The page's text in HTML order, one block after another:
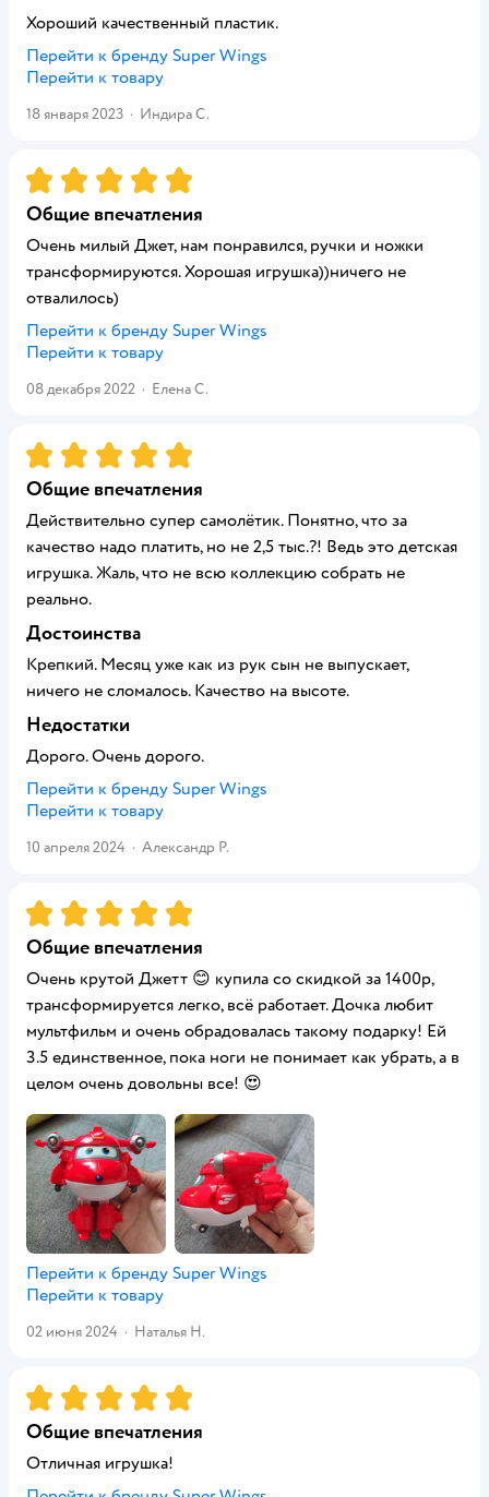
Хороший качественный пластик.
Перейти к бренду Super Wings
Перейти к товару
18 января 2023 · Индира С.
Рейтинг:5
Общие впечатления
Очень милый Джет, нам понравился, ручки и ножки
трансформируются. Хорошая игрушка))ничего не
отвалилось)
Перейти к бренду Super Wings
Перейти к товару
08 декабря 2022 · Елена С.
Рейтинг:5
Общие впечатления
Действительно супер самолётик. Понятно, что за
качество надо платить, но не 2,5 тыс.?! Ведь это детская
игрушка. Жаль, что не всю коллекцию собрать не
реально.
Достоинства
Крепкий. Месяц уже как из рук сын не выпускает,
ничего не сломалось. Качество на высоте.
Недостатки
Дорого. Очень дорого.
Перейти к бренду Super Wings
Перейти к товару
10 апреля 2024 · Александр Р.
Рейтинг:5
Общие впечатления
Очень крутой Джетт 😊 купила со скидкой за 1400р,
трансформируется легко, всё работает. Дочка любит
мультфильм и очень обрадовалась такому подарку! Ей
3.5 единственное, пока ноги не понимает как убрать, а в
целом очень довольны все! 😍
Перейти к бренду Super Wings
Перейти к товару
02 июня 2024 · Наталья Н.
Рейтинг:5
Общие впечатления
Отличная игрушка!